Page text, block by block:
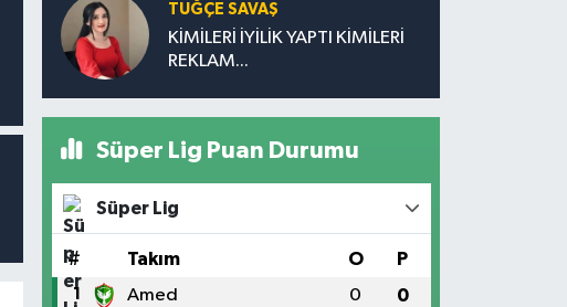
TUĞÇE SAVAŞ
KİMİLERİ İYİLİK YAPTI KİMİLERİ
REKLAM...
Süper Lig Puan Durumu
Süper Lig
# Takım O P
1 Amed 0 0